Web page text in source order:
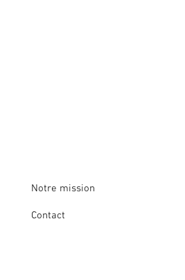
Notre mission
Contact